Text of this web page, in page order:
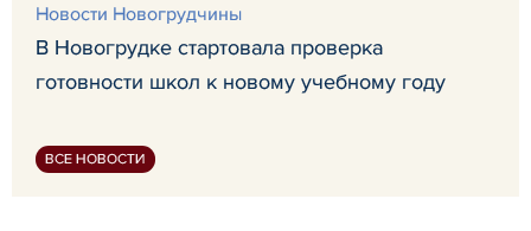
Новости Новогрудчины
В Новогрудке стартовала проверка
готовности школ к новому учебному году
ВСЕ НОВОСТИ